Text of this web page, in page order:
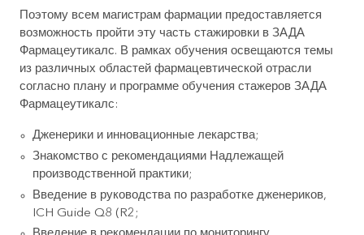
Поэтому всем магистрам фармации предоставляется
возможность пройти эту часть стажировки в ЗАДА
Фармацеутикалс. В рамках обучения освещаются темы
из различных областей фармацевтической отрасли
согласно плану и программе обучения стажеров ЗАДА
Фармацеутикалс:
Дженерики и инновационные лекарства;
Знакомство с рекомендациями Надлежащей
производственной практики;
Введение в руководства по разработке дженериков,
ICH Guide Q8 (R2;